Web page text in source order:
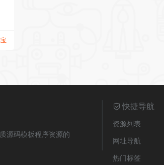
源码模板程序资源的
快捷导航
资源列表
网址导航
热门标签